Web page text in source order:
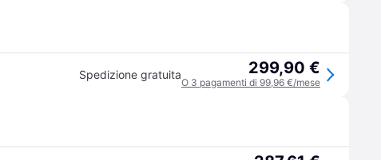
Spedizione gratuita 299,90 €
O 3 pagamenti di 99,96 €/mese